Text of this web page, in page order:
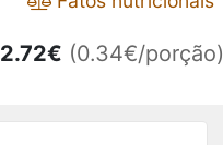
2.72€ (0.34€/porção)